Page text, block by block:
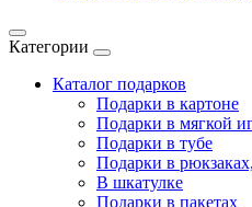
Категории
Каталог подарков
Подарки в картоне
Подарки в мягкой
Подарки в тубе
Подарки в
В шкатулке
Подарки в пакетах